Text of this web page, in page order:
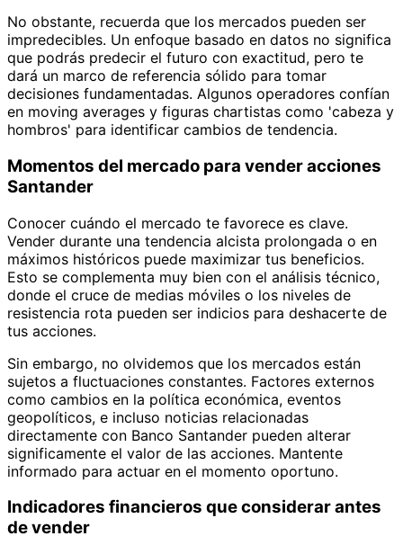
No obstante, recuerda que los mercados pueden ser
impredecibles. Un enfoque basado en datos no significa
que podrás predecir el futuro con exactitud, pero te
dará un marco de referencia sólido para tomar
decisiones fundamentadas. Algunos operadores confían
en moving averages y figuras chartistas como 'cabeza y
hombros' para identificar cambios de tendencia.
Momentos del mercado para vender acciones
Santander
Conocer cuándo el mercado te favorece es clave.
Vender durante una tendencia alcista prolongada o en
máximos históricos puede maximizar tus beneficios.
Esto se complementa muy bien con el análisis técnico,
donde el cruce de medias móviles o los niveles de
resistencia rota pueden ser indicios para deshacerte de
tus acciones.
Sin embargo, no olvidemos que los mercados están
sujetos a fluctuaciones constantes. Factores externos
como cambios en la política económica, eventos
geopolíticos, e incluso noticias relacionadas
directamente con Banco Santander pueden alterar
significamente el valor de las acciones. Mantente
informado para actuar en el momento oportuno.
Indicadores financieros que considerar antes
de vender